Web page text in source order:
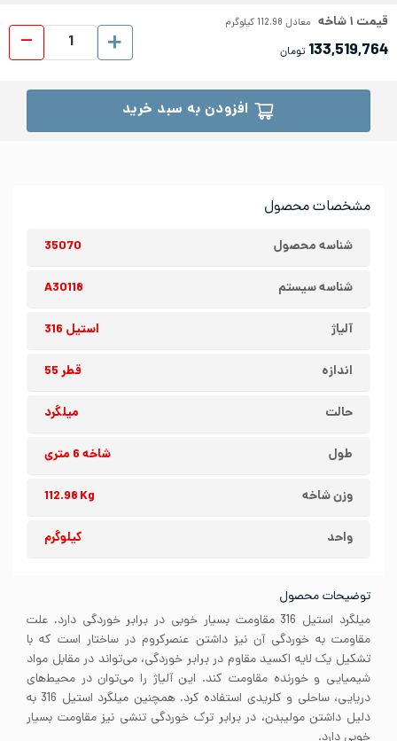
مشخصات محصول
شناسه محصول 35070
شناسه سیستم A30118
آلیاژ استیل 316
اندازه قطر 55
حالت میلگرد
طول شاخه 6 متری
وزن شاخه 112.98 Kg
واحد کیلوگرم
توضیحات محصول
میلگرد استیل 316 مقاومت بسیار خوبی در برابر خوردگی دارد. علت
مقاومت به خوردگی آن نیز داشتن عنصرکروم در ساختار است که با
تشکیل یک لایه اکسید مقاوم در برابر خوردگی، می‌تواند در مقابل مواد
شیمیایی و خورنده مقاومت کند. این آلیاژ را می‌توان در محیط‌های
دریایی، ساحلی و کلریدی استفاده کرد. همچنین میلگرد استیل 316 به
دلیل داشتن مولیبدن، در برابر ترک خوردگی تنشی نیز مقاومت بسیار
قیمت ۱شاخه معادل 112.98 کیلوگرم
133,519,764 تومان
افزودن به سبد خرید